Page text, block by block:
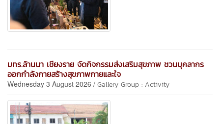
มทร.ล้านนา เชียงราย จัดกิจกรรมส่งเสริมสุขภาพ ชวนบุคลากร
ออกกำลังกายสร้างสุขภาพกายและใจ
Wednesday 3 August 2026 / Gallery Group : Activity